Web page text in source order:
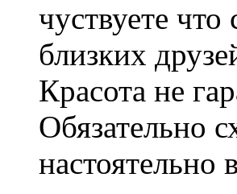
чуствуете
близких
Красота не
Обязательно
настоятельно